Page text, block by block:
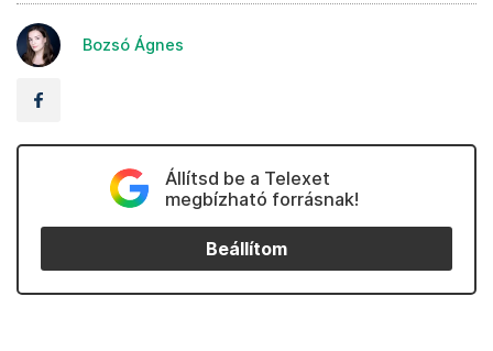
Bozsó Ágnes
Állítsd be a Telexet
megbízható forrásnak!
Beállítom